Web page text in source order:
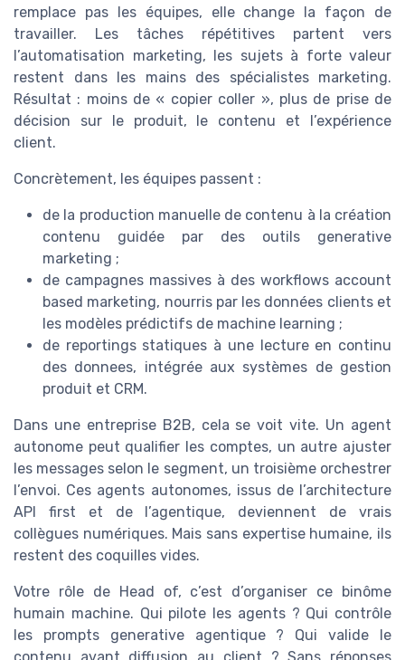
remplace pas les équipes, elle change la façon de
travailler. Les tâches répétitives partent vers
l’automatisation marketing, les sujets à forte valeur
restent dans les mains des spécialistes marketing.
Résultat : moins de « copier coller », plus de prise de
décision sur le produit, le contenu et l’expérience
client.
Concrètement, les équipes passent :
de la production manuelle de contenu à la création
contenu guidée par des outils generative
marketing ;
de campagnes massives à des workflows account
based marketing, nourris par les données clients et
les modèles prédictifs de machine learning ;
de reportings statiques à une lecture en continu
des donnees, intégrée aux systèmes de gestion
produit et CRM.
Dans une entreprise B2B, cela se voit vite. Un agent
autonome peut qualifier les comptes, un autre ajuster
les messages selon le segment, un troisième orchestrer
l’envoi. Ces agents autonomes, issus de l’architecture
API first et de l’agentique, deviennent de vrais
collègues numériques. Mais sans expertise humaine, ils
restent des coquilles vides.
Votre rôle de Head of, c’est d’organiser ce binôme
humain machine. Qui pilote les agents ? Qui contrôle
les prompts generative agentique ? Qui valide le
contenu avant diffusion au client ? Sans réponses